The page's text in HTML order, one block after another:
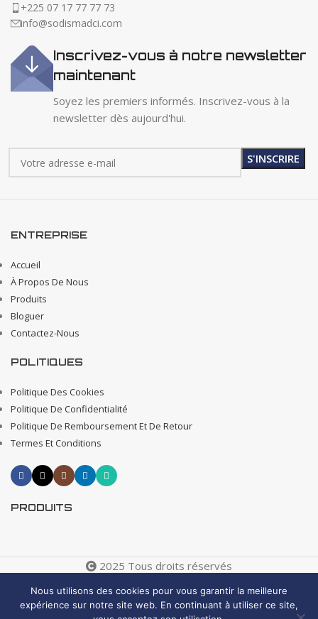
+225 07 17 77 77 73
info@sodismadci.com
Inscrivez-vous à notre newsletter
maintenant
Soyez les premiers informés. Inscrivez-vous à la
newsletter dès aujourd'hui.
ENTREPRISE
Accueil
À Propos De Nous
Produits
Bloguer
Contactez-Nous
POLITIQUES
Politique Des Cookies
Politique De Confidentialité
Politique De Remboursement Et De Retour
Termes Et Conditions
PRODUITS
2025 Tous droits réservés
Nous utilisons des cookies pour vous garantir la meilleure
expérience sur notre site web. En continuant à utiliser ce site,